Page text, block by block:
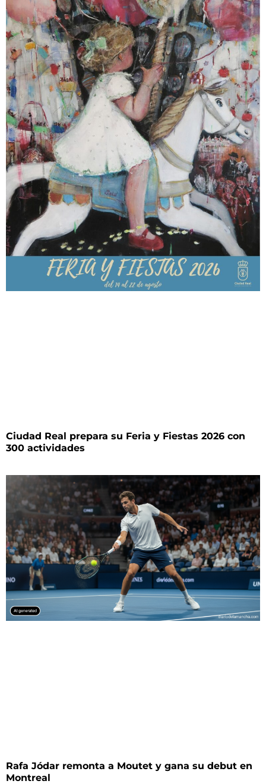
Ciudad Real prepara su Feria y Fiestas 2026 con
300 actividades
Rafa Jódar remonta a Moutet y gana su debut en
Montreal